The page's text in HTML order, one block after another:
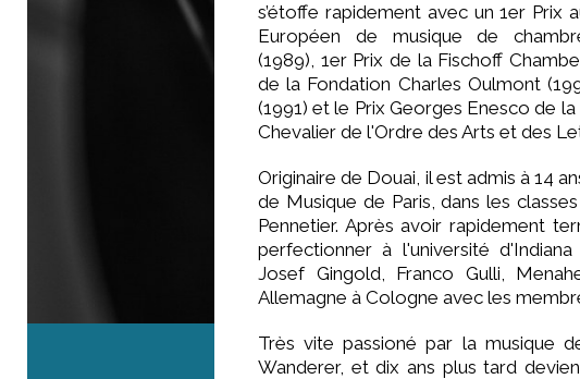
s’étoffe rapidement avec un 1er Prix
Européen de musique de
(1989), 1er Prix de la Fischoff
de la Fondation Charles Oulmont
(1991) et le Prix Georges Enesco de
Chevalier de l'Ordre des Arts et des
Originaire de Douai, il est admis à 14
de Musique de Paris, dans les
Pennetier. Après avoir rapidement
perfectionner à l'université
Josef Gingold, Franco Gulli,
Allemagne à Cologne avec les
Très vite passioné par la musique
Wanderer, et dix ans plus tard